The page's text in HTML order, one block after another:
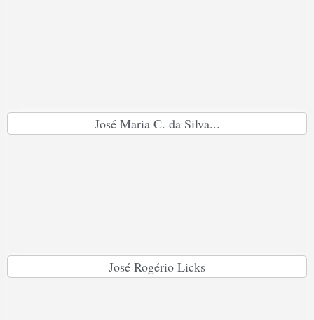
José Maria C. da Silva...
José Rogério Licks